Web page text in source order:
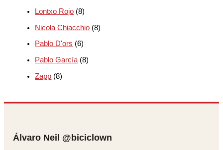
Lontxo Rojo (8)
Nicola Chiacchio (8)
Pablo D'ors (6)
Pablo García (8)
Zapp (8)
Álvaro Neil @biciclown